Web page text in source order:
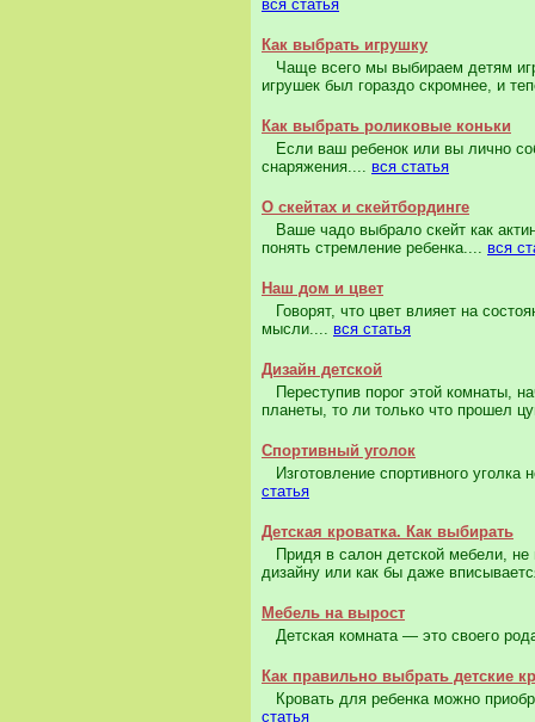
вся статья
Как выбрать игрушку
Чаще всего мы выбираем детям
игрушек был гораздо скромнее, и
Как выбрать роликовые коньки
Если ваш ребенок или вы лично
снаряжения.... вся статья
О скейтах и скейтбординге
Ваше чадо выбрало скейт как
понять стремление ребенка.... вся
Наш дом и цвет
Говорят, что цвет влияет на
мысли.... вся статья
Дизайн детской
Переступив порог этой комнаты,
планеты, то ли только что прошел
Спортивный уголок
Изготовление спортивного
статья
Детская кроватка. Как выбирать
Придя в салон детской мебели, не
дизайну или как бы даже
Мебель на вырост
Детская комната — это своего
Как правильно выбрать детские
Кровать для ребенка можно
статья